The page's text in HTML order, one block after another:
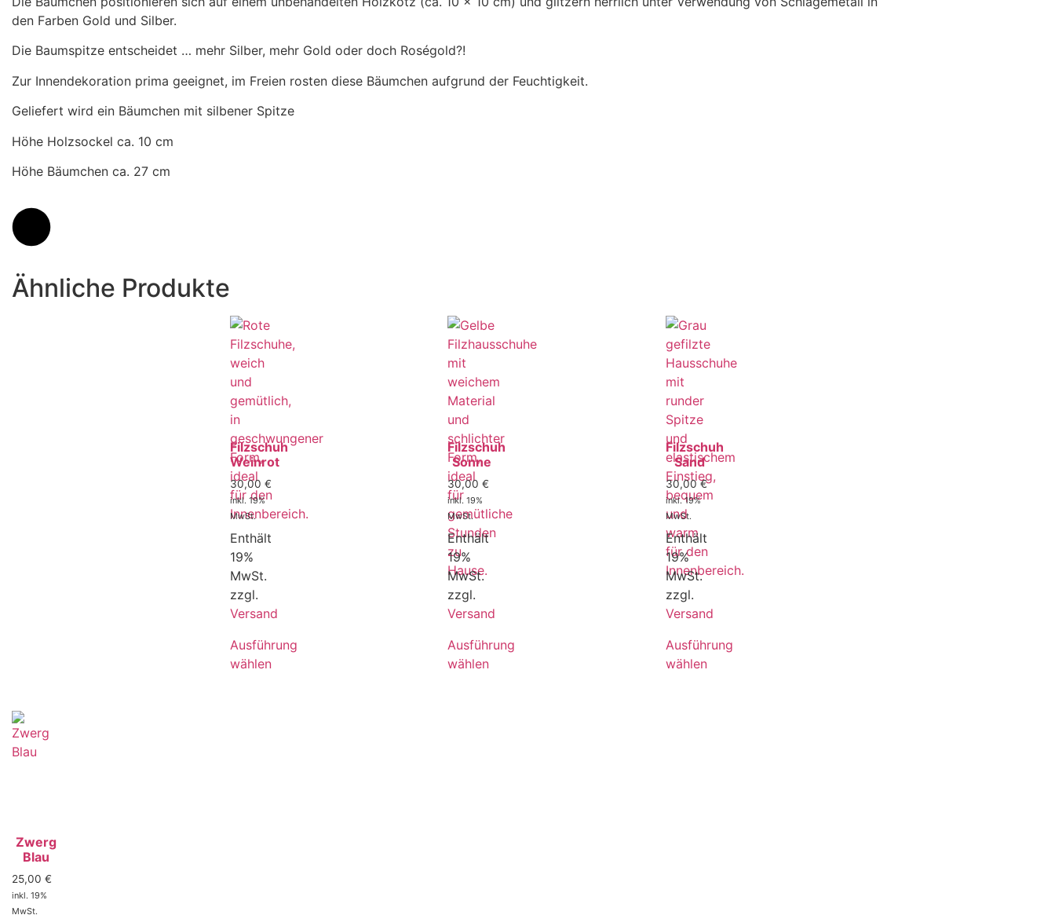
den Farben Gold und Silber.
Die Baumspitze entscheidet … mehr Silber, mehr Gold oder doch Roségold?!
Zur Innendekoration prima geeignet, im Freien rosten diese Bäumchen aufgrund der Feuchtigkeit.
Geliefert wird ein Bäumchen mit silbener Spitze
Höhe Holzsockel ca. 10 cm
Höhe Bäumchen ca. 27 cm
Ähnliche Produkte
Filzschuh
Weinrot
30,00 €
inkl. 19%
MwSt.
Enthält
19%
MwSt.
zzgl.
Versand
Ausführung
wählen
Filzschuh
Sonne
30,00 €
inkl. 19%
MwSt.
Enthält
19%
MwSt.
zzgl.
Versand
Ausführung
wählen
Filzschuh
Sand
30,00€
inkl. 19%
MwSt.
Enthält
19%
MwSt.
zzgl.
Versand
Ausführung
wählen
Zwerg
Blau
25,00 €
inkl. 19%
MwSt.